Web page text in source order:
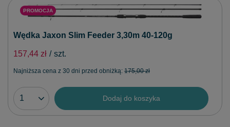
PROMOCJA
Wędka Jaxon Slim Feeder 3,30m 40-120g
157,44 zł / szt.
Najniższa cena z 30 dni przed obniżką: 175,00 zł
Dodaj do koszyka